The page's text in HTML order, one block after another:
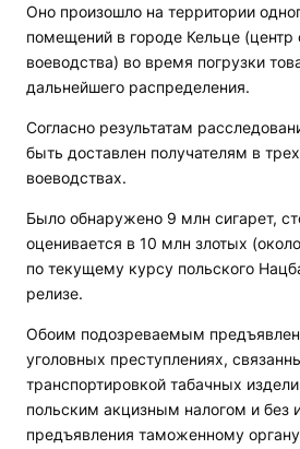
Оно произошло на территории
помещений в городе Кельце (центр
воеводства) во время погрузки
дальнейшего распределения.
Согласно результатам
быть доставлен получателям в
воеводствах.
Было обнаружено 9 млн сигарет,
оценивается в 10 млн злотых
по текущему курсу польского
релизе.
Обоим подозреваемым
уголовных преступлениях,
транспортировкой табачных
польским акцизным налогом и без
предъявления таможенному